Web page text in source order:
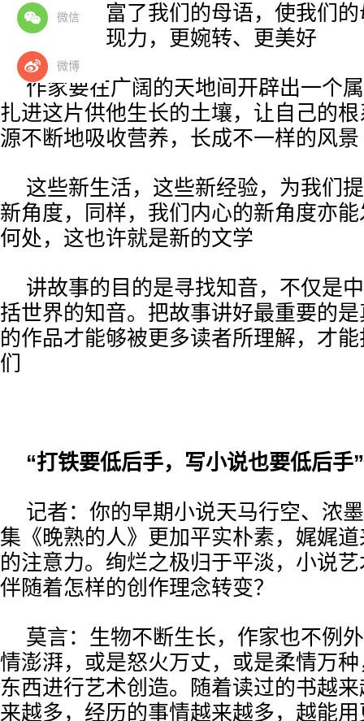
微信
微博
学家，他丰富了我们的母语，使我们
彩，更有表现力，更婉转、更美好
作家要在广阔的天地间开辟出一个
扎进这片供他生长的土壤，让自己的
源不断地吸收营养，长成不一样的风景
这些新生活，这些新经验，为我们
新角度，同样，我们内心的新角度亦
何处，这也许就是新的文学
讲故事的目的是寻找知音，不仅是
括世界的知音。把故事讲好最重要的
的作品才能够被更多读者所理解，才
们
“打铁要低后手，写小说也要低后手”
记者：你的早期小说天马行空、浓
集《晚熟的人》更加平实朴素，娓娓
的注意力。绚烂之极归于平淡，小说
伴随着怎样的创作理念转变？
莫言：生物不断生长，作家也不例
情澎湃，或是怒火万丈，或是柔情万
东西进行艺术创造。随着读过的书越
来越多，经历的事情越来越多，越能